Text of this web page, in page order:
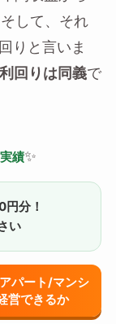
して、それ
りと言いま
回りは同義で
績✨
分！
い
パート/マンシ
営できるか